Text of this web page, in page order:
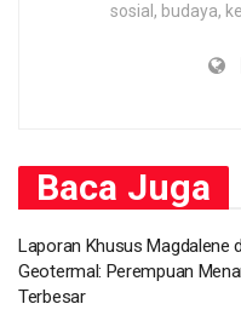
sosial, budaya,
Baca Juga
Laporan Khusus Magdalene
Geotermal: Perempuan
Terbesar